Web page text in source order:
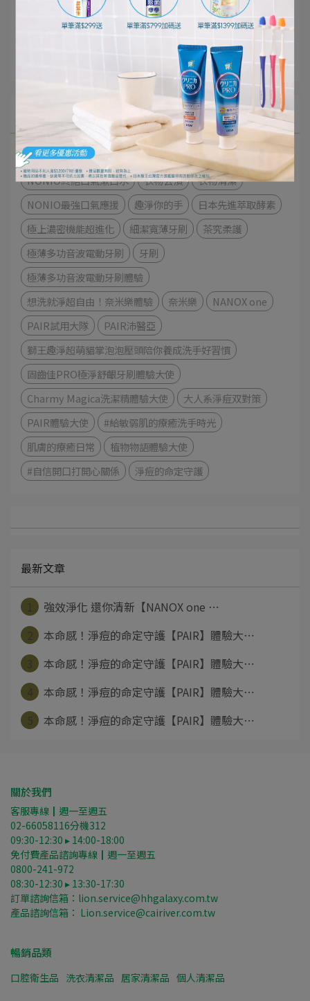
影音專區
極緻口腔呵護體驗
細潔適齦佳極緻8效系列
NONIO終結口氣漱口水
衣物去漬
衣物清潔
NONIO最強口氣應援
趣淨你的手
日本先進萃取酵素
極上濃密機能超進化
細潔寬薄牙刷
茶究柔護
極薄多功音波電動牙刷
牙刷
極薄多功音波電動牙刷體驗
想洗就淨超自由！奈米樂體驗
奈米樂
NANOX one
PAIR試用大隊
PAIR沛醫亞
獅王趣淨超萌貓掌泡泡壓頭陪你養成洗手好習慣
固齒佳PRO極淨舒齦牙刷體驗大使
Charmy Magica洗潔精體驗大使
大人系淨痘双對策
PAIR體驗大使
#給敏弱肌的療癒洗手時光
肌膚的療癒日常
植物物語體驗大使
#自信開口打開心關係
淨痘的命定守護
最新文章
強效淨化 還你清新【NANOX one ⋯
本命感！淨痘的命定守護【PAIR】體驗大⋯
本命感！淨痘的命定守護【PAIR】體驗大⋯
本命感！淨痘的命定守護【PAIR】體驗大⋯
本命感！淨痘的命定守護【PAIR】體驗大⋯
關於我們
客服專線┃週一至週五
02-66058116分機312
09:30-12:30 ▸ 14:00-18:00
免付費產品諮詢專線┃週一至週五
0800-241-972
08:30-12:30 ▸ 13:30-17:30
訂單諮詢信箱：lion.service@hhgalaxy.com.tw
產品諮詢信箱： Lion.service@cairiver.com.tw
暢銷品類
口腔衛生品 洗衣清潔品 居家清潔品 個人清潔品